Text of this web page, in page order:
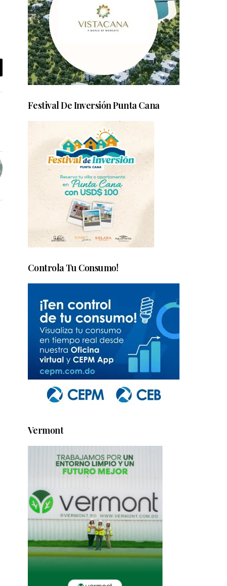
Festival De Inversión Punta Cana
Controla Tu Consumo!
Vermont